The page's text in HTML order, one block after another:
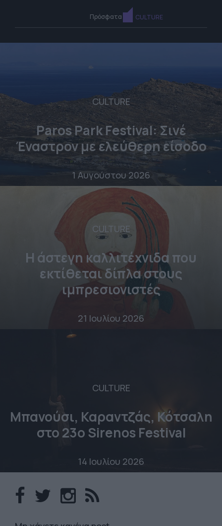
Πρόσφατα CULTURE
CULTURE
Paros Park Festival: Σινέ
Έναστρον με ελεύθερη είσοδο
1 Αυγούστου 2026
CULTURE
Η άστεγη καλλιτέχνιδα που
εκτίθεται δίπλα στους
ιμπρεσιονιστές
21 Ιουλίου 2026
CULTURE
Μπανούσι, Καραντζάς, Κότσαλη
στο 23o Sirenos Festival
14 Ιουλίου 2026